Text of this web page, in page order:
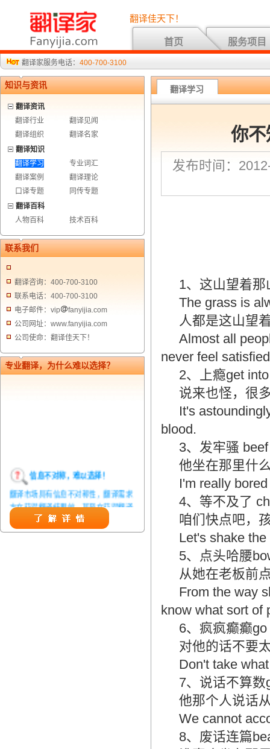
翻译佳天下！
首页 服务项目
翻译家服务电话： 400-700-3100
知识与资讯
翻译资讯
翻译行业
翻译见闻
翻译组织
翻译名家
翻译知识
翻译学习
专业词汇
翻译案例
翻译理论
口译专题
同传专题
翻译百科
人物百科
技术百科
联系我们
翻译咨询：400-700-3100
联系电话：400-700-3100
电子邮件：vip
fanyijia.com
公司网址：www.fanyijia.com
公司使命：翻译佳天下！
专业翻译，为什么难以选择？
信息不对称，难以选择！
翻译市场具有信息不对称性，翻译需求
方在获得翻译结果前，甚至在获得翻译
结果后，都无法准确判定翻译质量。从
而给劣质翻译者提供了一定生存条件，
翻译学习
你
发布时间：
1、这山望着那
The grass is
人都是这山望
Almost all
never feel
2、上瘾get
说来也怪，很
It's
blood.
3、发牢骚 beef
他坐在那里什
I'm really
4、等不及了
咱们快点吧，
Let's shake
5、点头哈腰
从她在老板前
From the way
know what sort of
6、疯疯癫癫
对他的话不要
Don't take
7、说话不算数
他那个人说话
We cannot
8、废话连篇